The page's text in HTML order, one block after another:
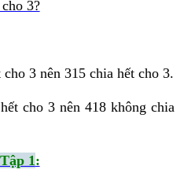
3?
3 nên 315 chia hết cho 3.
cho 3 nên 418 không chia
1: